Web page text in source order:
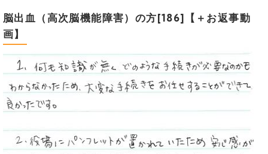
脳出血（高次脳機能障害）の方[186]【＋お返事動
画】